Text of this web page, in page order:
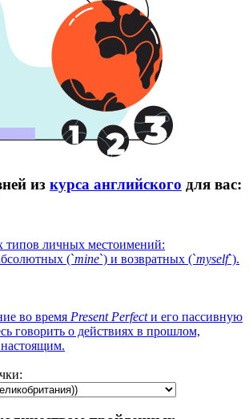
из курса английского для вас:
типов личных местоимений:
(`mine`) и возвратных (`myself`).
во время Present Perfectи его пассивную
говорить о действиях в прошлом,